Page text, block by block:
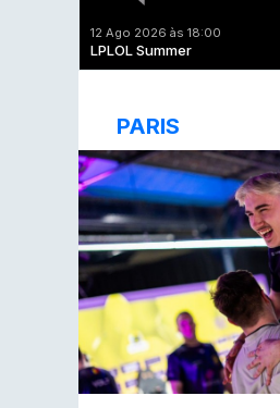
12 Ago 2026 às 18:00
LPLOL Summer
PARIS